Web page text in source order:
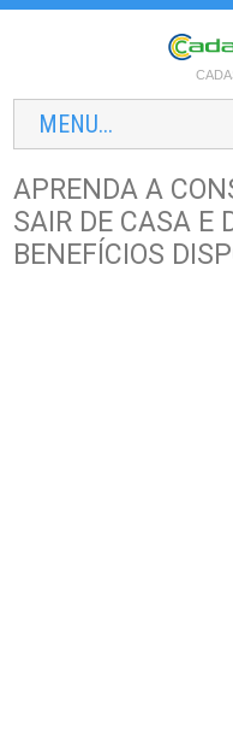
MENU...
APRENDA A
SAIR DE CASA E
BENEFÍCIOS